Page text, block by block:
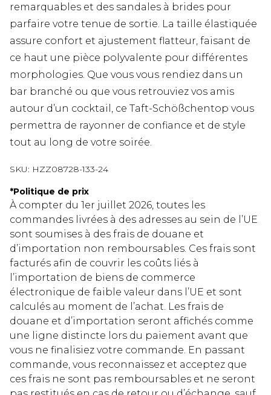
remarquables et des sandales à brides pour
parfaire votre tenue de sortie. La taille élastiquée
assure confort et ajustement flatteur, faisant de
ce haut une pièce polyvalente pour différentes
morphologies. Que vous vous rendiez dans un
bar branché ou que vous retrouviez vos amis
autour d’un cocktail, ce Taft-Schößchentop vous
permettra de rayonner de confiance et de style
tout au long de votre soirée.
SKU: HZZ08728-133-24
*Politique de prix
À compter du 1er juillet 2026, toutes les
commandes livrées à des adresses au sein de l’UE
sont soumises à des frais de douane et
d’importation non remboursables. Ces frais sont
facturés afin de couvrir les coûts liés à
l’importation de biens de commerce
électronique de faible valeur dans l’UE et sont
calculés au moment de l’achat. Les frais de
douane et d’importation seront affichés comme
une ligne distincte lors du paiement avant que
vous ne finalisiez votre commande. En passant
commande, vous reconnaissez et acceptez que
ces frais ne sont pas remboursables et ne seront